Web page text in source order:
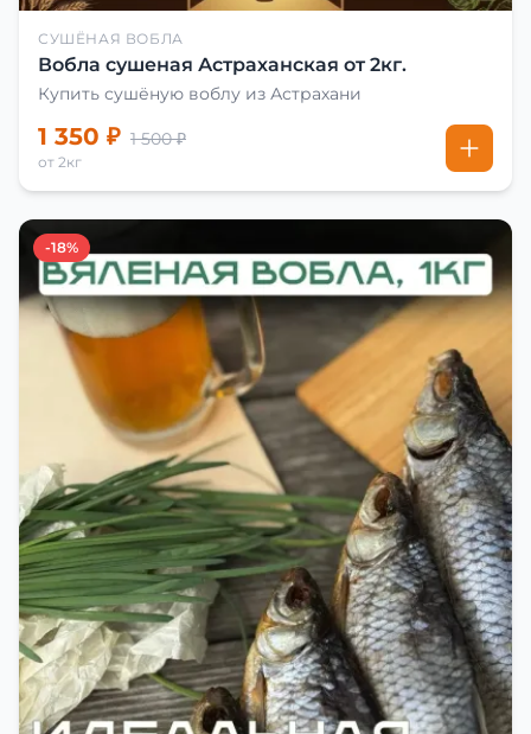
СУШЁНАЯ ВОБЛА
Вобла сушеная Астраханская от 2кг.
Купить сушёную воблу из Астрахани
1 350 ₽ 1 500 ₽
от 2кг
-18%